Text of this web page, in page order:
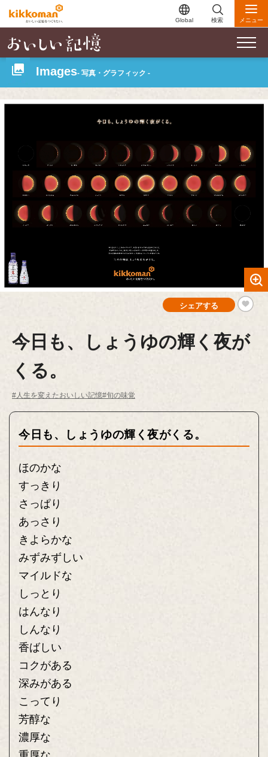
Global 検索 メニュー
Images- 写真・グラフィック -
シェアする
今日も、しょうゆの輝く夜が
くる。
#人生を変えたおいしい記憶#旬の味覚
今日も、しょうゆの輝く夜がくる。
ほのかな
すっきり
さっぱり
あっさり
きよらかな
みずみずしい
マイルドな
しっとり
はんなり
しんなり
香ばしい
コクがある
深みがある
こってり
芳醇な
濃厚な